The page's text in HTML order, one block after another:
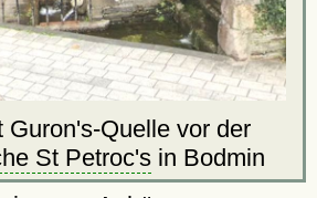
Guron's-Quelle vor der
St Petroc'sin Bodmin